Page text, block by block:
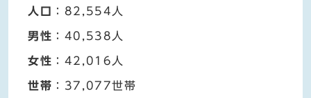
人口 ：82,554人
男性 ：40,538人
女性 ：42,016人
世帯 ：37,077世帯